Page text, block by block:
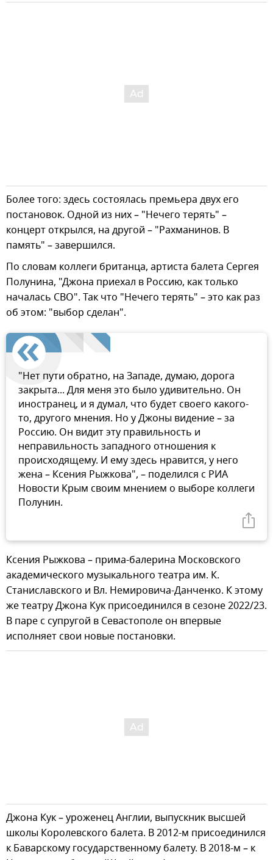
Более того: здесь состоялась премьера двух его
постановок. Одной из них – "Нечего терять" –
концерт открылся, на другой – "Рахманинов. В
память" – завершился.
По словам коллеги британца, артиста балета Сергея
Полунина, "Джона приехал в Россию, как только
началась СВО". Так что "Нечего терять" – это как раз
об этом: "выбор сделан".
"Нет пути обратно, на Западе, думаю, дорога
закрыта... Для меня это было удивительно. Он
иностранец, и я думал, что будет своего какого-
то, другого мнения. Но у Джоны видение – за
Россию. Он видит эту правильность и
неправильность западного отношения к
происходящему. И ему здесь нравится, у него
жена – Ксения Рыжкова", – поделился с РИА
Новости Крым своим мнением о выборе коллеги
Полунин.
Ксения Рыжкова – прима-балерина Московского
академического музыкального театра им. К.
Станиславского и Вл. Немировича-Данченко. К этому
же театру Джона Кук присоединился в сезоне 2022/23.
В паре с супругой в Севастополе он впервые
исполняет свои новые постановки.
Джона Кук – уроженец Англии, выпускник высшей
школы Королевского балета. В 2012-м присоединился
к Баварскому государственному балету. В 2018-м – к